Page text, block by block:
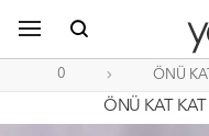
s
0 ÖNÜ
ÖNÜ KAT KAT